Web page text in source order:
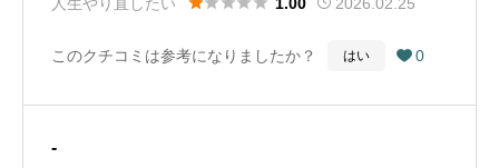
1.00
このクチコミは参考になりましたか？ はい  0
-